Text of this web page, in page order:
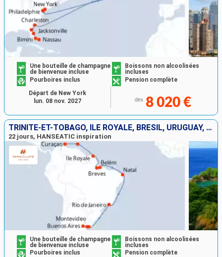
Une bouteille de champagne
de bienvenue incluse
Boissons non alcoolisées
incluses
Pourboires inclus
Pension complète
dès 8 020 €
Départ de New York
lun. 08 nov. 2027
TRINITÉ-ET-TOBAGO, ÎLE ROYALE, BRÉSIL, URUGUAY, ARGENTINE
22 jours, HANSEATIC inspiration
Une bouteille de champagne
de bienvenue incluse
Boissons non alcoolisées
incluses
Pourboires inclus
Pension complète